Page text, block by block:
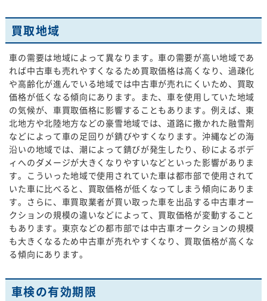
買取地域
車の需要は地域によって異なります。車の需要が高い地域であ
れば中古車も売れやすくなるため買取価格は高くなり、過疎化
や高齢化が進んでいる地域では中古車が売れにくいため、買取
価格が低くなる傾向にあります。また、車を使用していた地域
の気候が、車買取価格に影響することもあります。例えば、東
北地方や北陸地方などの豪雪地域では、道路に撒かれた融雪剤
などによって車の足回りが錆びやすくなります。沖縄などの海
沿いの地域では、潮によって錆びが発生したり、砂によるボデ
ィへのダメージが大きくなりやすいなどといった影響がありま
す。こういった地域で使用されていた車は都市部で使用されて
いた車に比べると、買取価格が低くなってしまう傾向にありま
す。さらに、車買取業者が買い取った車を出品する中古車オー
クションの規模の違いなどによって、買取価格が変動すること
もあります。東京などの都市部では中古車オークションの規模
も大きくなるため中古車が売れやすくなり、買取価格が高くな
る傾向にあります。
車検の有効期限